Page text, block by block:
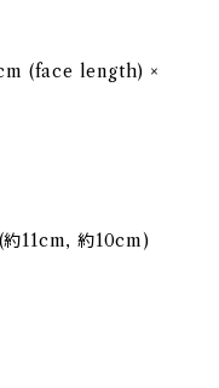
(face length) ×
約11cm, 約10cm)